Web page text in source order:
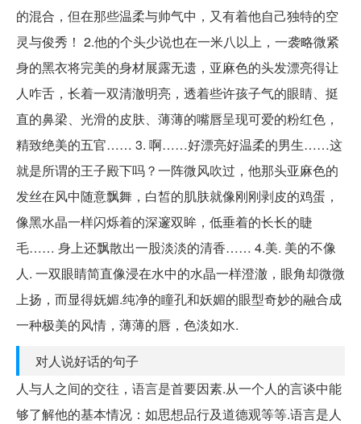
的混合，但在那些温柔与帅气中，又有着他自己独特的空
灵与俊秀！ 2.他的个头少说也在一米八以上，一袭略微紧
身的黑衣将完美的身材展露无遗，亚麻色的头发漂亮得让
人咋舌，长着一双清澈明亮，透着些许孩子气的眼睛、挺
直的鼻梁、光滑的皮肤、薄薄的嘴唇呈现可爱的粉红色，
精致绝美的五官…… 3. 啊……好漂亮好温柔的男生……这
就是所谓的王子殿下吗？一阵微风吹过，他那头亚麻色的
发丝在风中随意飘舞，白皙的肌肤就像刚刚剥皮的鸡蛋，
像黑水晶一样闪烁着的深邃双眸，低垂着的长长的睫
毛…… 身上还飘散出一股淡淡的清香…… 4.美. 美的不像
人. 一双眼睛简直像浸在水中的水晶一样澄澈，眼角却微微
上扬，而显得妩媚.纯净的瞳孔和妖媚的眼型奇妙的融合成
一种极美的风情，薄薄的唇，色淡如水.
对人说好话的句子
人与人之间的交往，语言是首要因素.从一个人的言谈中能
够了解他的基本情况：如思想品行及道德观等等.语言是人